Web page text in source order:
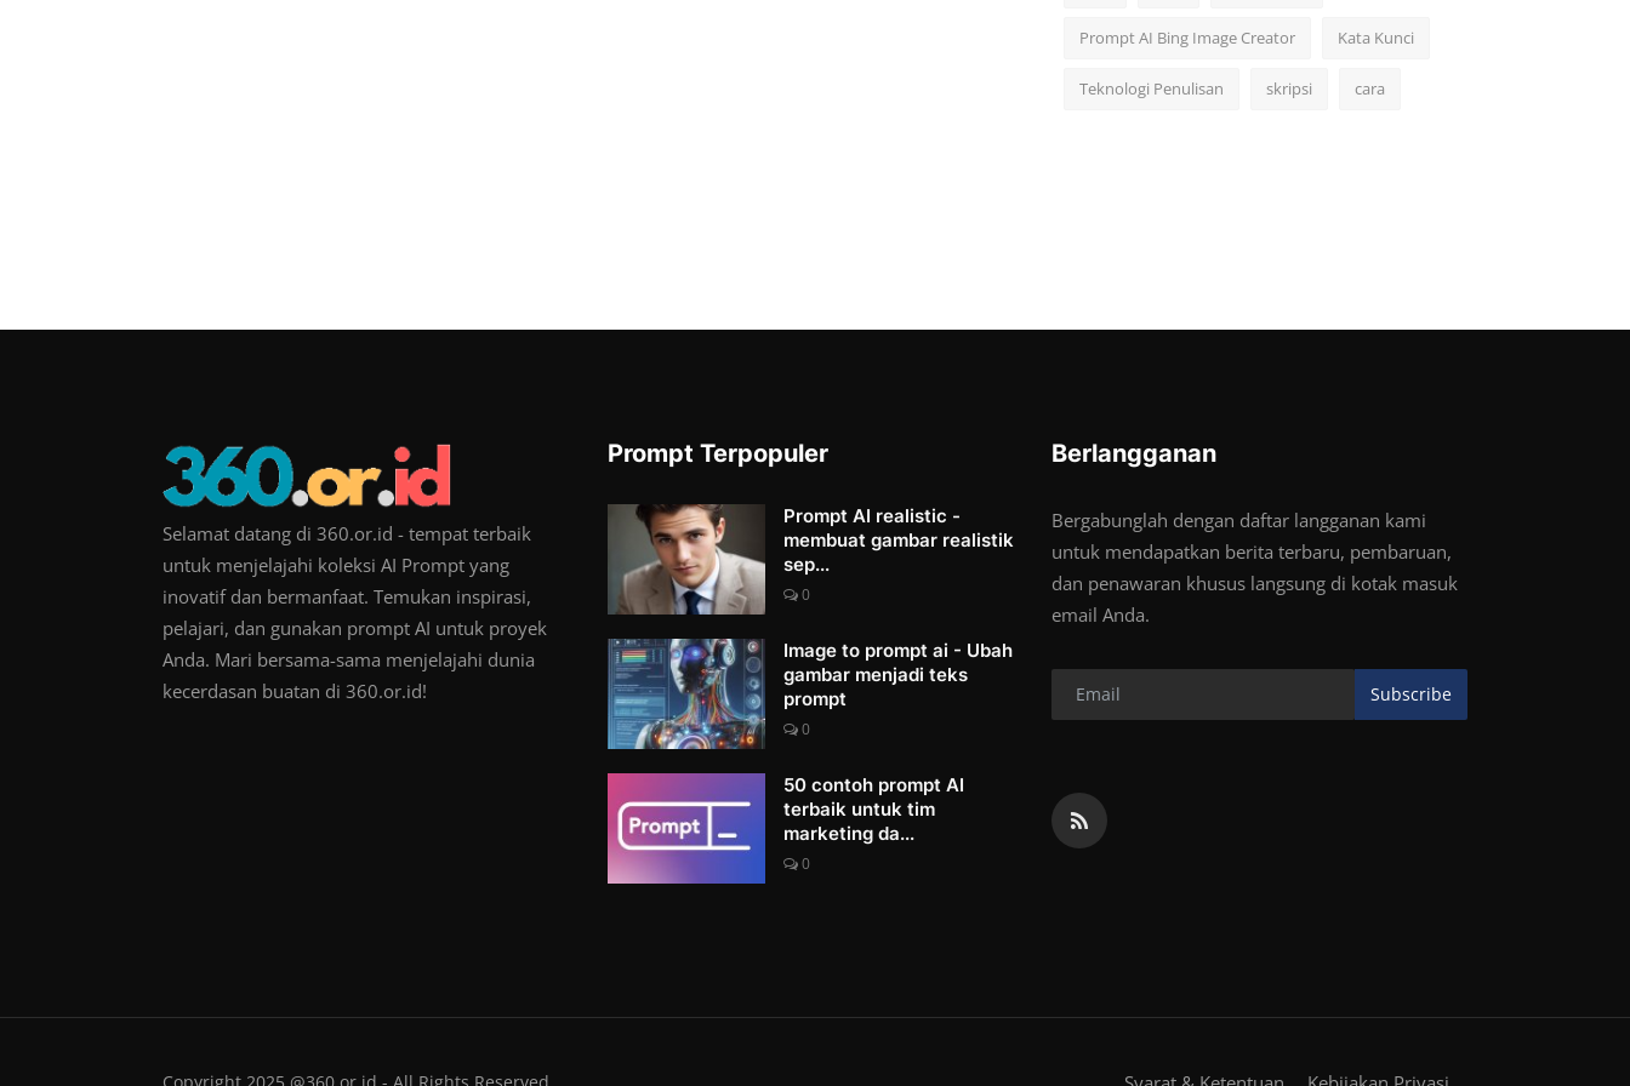
Prompt AI Bing Image Creator Kata Kunci
Teknologi Penulisan skripsi cara
Selamat datang di 360.or.id - tempat terbaik
untuk menjelajahi koleksi AI Prompt yang
inovatif dan bermanfaat. Temukan inspirasi,
pelajari, dan gunakan prompt AI untuk proyek
Anda. Mari bersama-sama menjelajahi dunia
kecerdasan buatan di 360.or.id!
Prompt Terpopuler
Prompt AI realistic -
membuat gambar realistik
sep...
0
Image to prompt ai - Ubah
gambar menjadi teks
prompt
0
50 contoh prompt AI
terbaik untuk tim
marketing da...
0
Berlangganan
Bergabunglah dengan daftar langganan kami
untuk mendapatkan berita terbaru, pembaruan,
dan penawaran khusus langsung di kotak masuk
email Anda.
Subscribe